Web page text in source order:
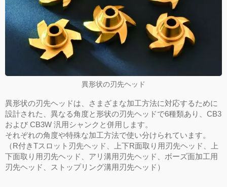
異形状の刃先ヘッド
異形状の刃先ヘッドは、さまざまな加工方法に対応するために
設計された、異なる角度と形状の刃先ヘッドで6種類あり、CB3
および CB3W 汎用シャンクと併用します。
それぞれの角度や特殊な加工方法で使い分けられています。
（R付きTスロット刃先ヘッド、上下R面取り用刃先ヘッド、上
下面取り用刃先ヘッド、アリ溝用刃先ヘッド、ボーズ面加工用
刃先ヘッド、ストップリング溝用刃先ヘッド）